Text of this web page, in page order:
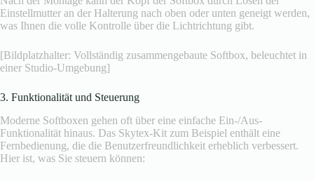
Einstellmutter an der Halterung nach oben oder unten geneigt werden,
was Ihnen die volle Kontrolle über die Lichtrichtung gibt.
[Bildplatzhalter: Vollständig zusammengebaute Softbox, beleuchtet in
einer Studio-Umgebung]
3. Funktionalität und Steuerung
Moderne Softboxen gehen oft über eine einfache Ein-/Aus-
Funktionalität hinaus. Das Skytex-Kit zum Beispiel enthält eine
Fernbedienung, die die Benutzerfreundlichkeit erheblich verbessert.
Hier ist, was Sie steuern können: